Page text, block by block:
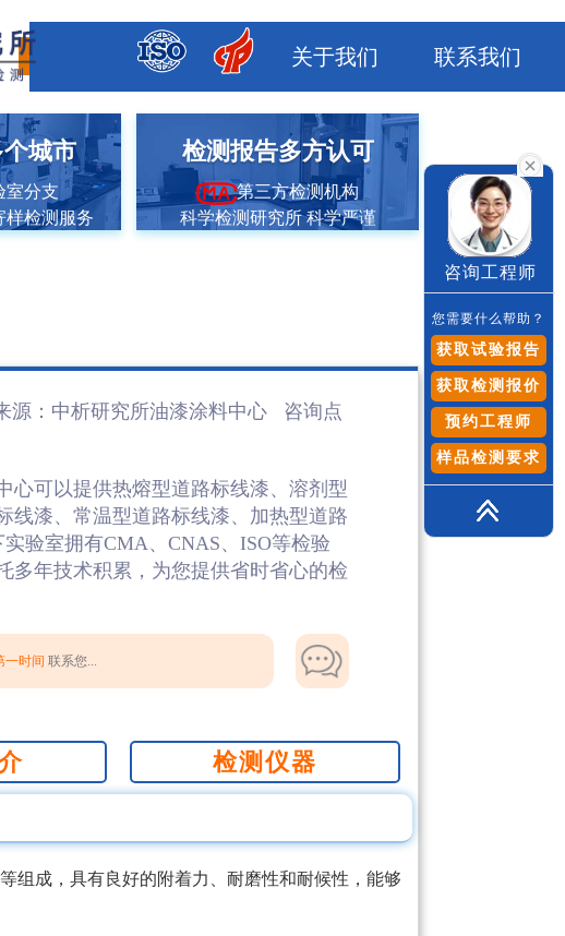
关于我们 联系我们
城市
室分支
样检测服务
检测报告多方认可
第三方检测机构
科学检测研究所 科学严谨
源： 中析研究所油漆涂料中心 咨询点
心可以提供热熔型道路标线漆、溶剂型
线漆、常温型道路标线漆、加热型道路
验室拥有CMA、CNAS、ISO等检验
多年技术积累，为您提供省时省心的检
一时间 联系您...
检测仪器
组成，具有良好的附着力、耐磨性和耐候性，能够
咨询工程师
您需要什么帮助？
获取试验报告
获取检测报价
预约工程师
样品检测要求